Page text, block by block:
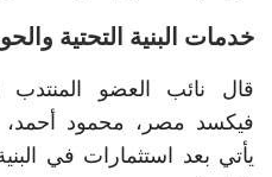
خدمات البنية التحتية
قال نائب العضو المنتدب
فيكسد مصر، محمود
يأتي بعد استثمارات في